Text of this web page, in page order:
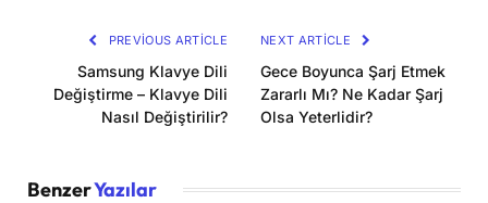
PREVIOUS ARTICLE
Samsung Klavye Dili
Değiştirme – Klavye Dili
Nasıl Değiştirilir?
NEXT ARTICLE
Gece Boyunca Şarj Etmek
Zararlı Mı? Ne Kadar Şarj
Olsa Yeterlidir?
BenzerYazılar